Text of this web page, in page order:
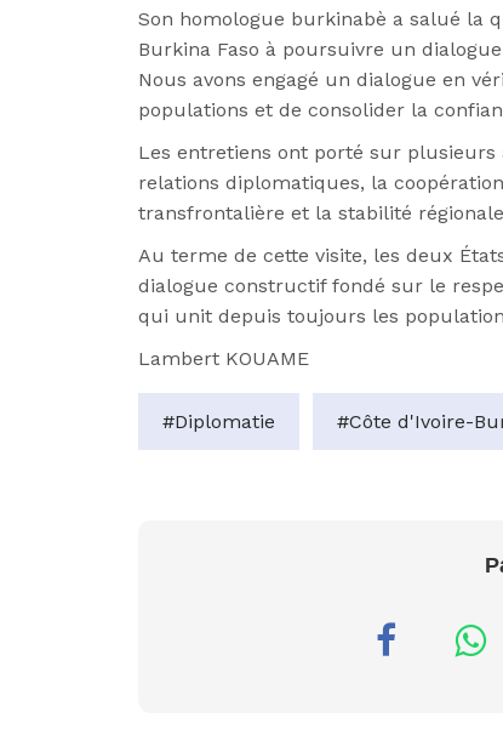
Son homologue burkinabè a salué la
Burkina Faso à poursuivre un
Nous avons engagé un dialogue en
populations et de consolider la
Les entretiens ont porté sur plusieurs
relations diplomatiques, la
transfrontalière et la stabilité
Au terme de cette visite, les deux
dialogue constructif fondé sur le
qui unit depuis toujours les
Lambert KOUAME
#Diplomatie #Côte d'Ivoire-